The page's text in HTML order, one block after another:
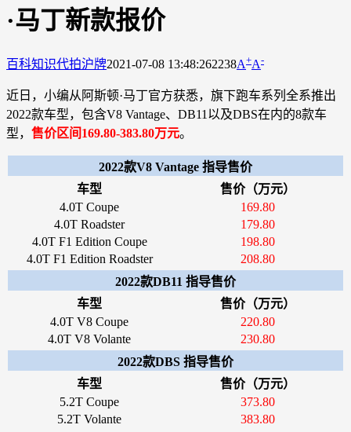
·马丁新款报价
百科知识代拍沪牌2021-07-08 13:48:262238A+A-
近日，小编从阿斯顿·马丁官方获悉，旗下跑车系列全系推出
2022款车型，包含V8 Vantage、DB11以及DBS在内的8款车
型， 售价区间169.80-383.80万元。
2022款V8 Vantage 指导售价
车型
售价（万元）
4.0T Coupe
169.80
4.0T Roadster
179.80
4.0T F1 Edition Coupe
198.80
4.0T F1 Edition Roadster
208.80
2022款DB11 指导售价
车型
售价（万元）
4.0T V8 Coupe
220.80
4.0T V8 Volante
230.80
2022款DBS 指导售价
车型
售价（万元）
5.2T Coupe
373.80
5.2T Volante
383.80